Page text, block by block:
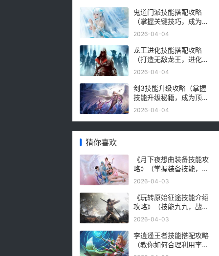
鬼道门派技能搭配攻略
（掌握关键技巧，成为鬼
道大师！）
2026-04-04
龙王进化技能搭配攻略
（打造无敌龙王，进化技
能最佳组合方案）
2026-04-04
剑3技能升级攻略（掌握
技能升级秘籍，成为顶级
剑3玩家！）
2026-04-04
猜你喜欢
《月下夜想曲装备技能攻
略》（掌握装备技能，成
为强大的战士）
2026-04-03
《玩转原始征途技能介绍
攻略》（技能九九，战无
不胜！（）
2026-04-03
李逍遥王者技能搭配攻略
（教你如何合理利用李逍
遥的技能进行战斗）